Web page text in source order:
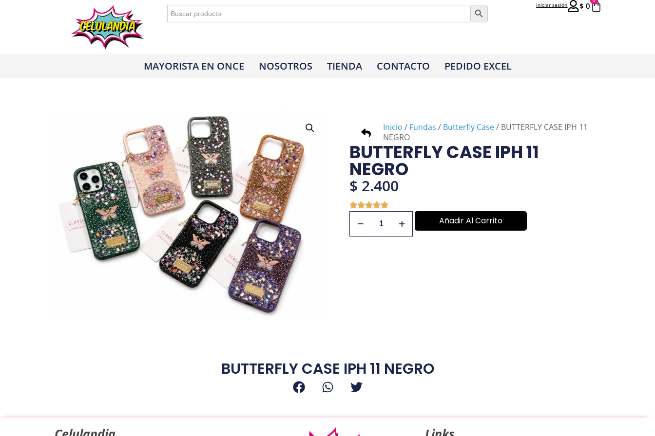
Buscar: Botón de búsqueda
$ 0
iniciar sesión
MAYORISTA EN ONCE NOSOTROS TIENDA CONTACTO PEDIDO EXCEL
Inicio / Fundas / Butterfly Case/ BUTTERFLY CASE IPH 11
NEGRO
BUTTERFLY CASE IPH 11
NEGRO
$ 2.400
Añadir Al Carrito
BUTTERFLY CASE IPH 11 NEGRO
NO armes tu carrito si no estás logueado,
no podrás realizar tu compra. Pulsa
aceptar para dirigirte a la página de login.